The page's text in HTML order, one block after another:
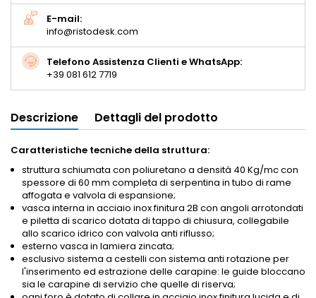
E-mail:
info@ristodesk.com
Telefono Assistenza Clienti e WhatsApp:
+39 081 612 7719
Descrizione Dettagli del prodotto
Caratteristiche tecniche della struttura:
struttura schiumata con poliuretano a densità 40 Kg/mc con
spessore di 60 mm completa di serpentina in tubo di rame
affogata e valvola di espansione;
vasca interna in acciaio inox finitura 2B con angoli arrotondati
e piletta di scarico dotata di tappo di chiusura, collegabile
allo scarico idrico con valvola anti riflusso;
esterno vasca in lamiera zincata;
esclusivo sistema a cestelli con sistema anti rotazione per
l'inserimento ed estrazione delle carapine: le guide bloccano
sia le carapine di servizio che quelle di riserva;